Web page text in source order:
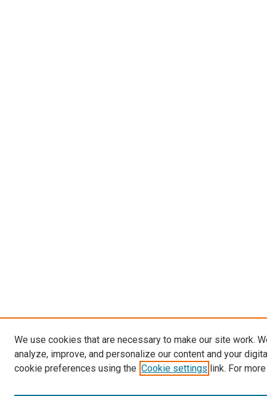
We use cookies that are necessary to make our site work.
analyze, improve, and personalize our content and your
cookie preferences using the Cookie settings link. For